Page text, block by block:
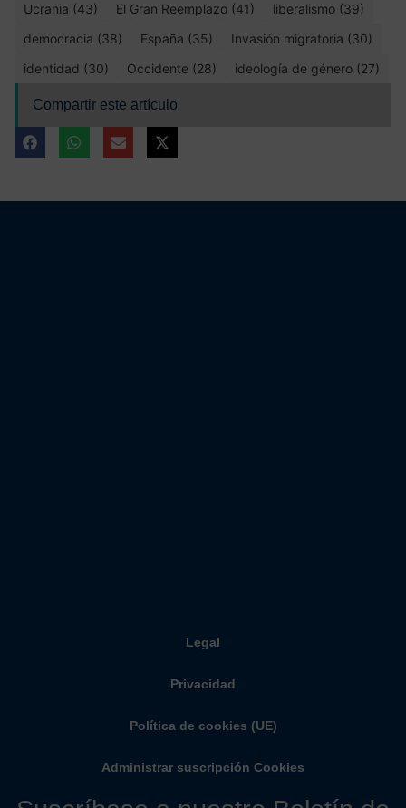
Ucrania (43)
El Gran Reemplazo (41)
liberalismo (39)
democracia (38)
España (35)
Invasión migratoria (30)
identidad (30)
Occidente (28) ideología de género (27)
Compartir este artículo
Legal
Privacidad
Política de cookies (UE)
Administrar suscripción Cookies